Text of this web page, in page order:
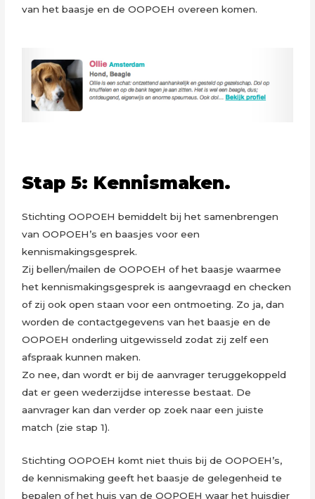
van het baasje en de OOPOEH overeen komen.
Stap 5: Kennismaken.
Stichting OOPOEH bemiddelt bij het samenbrengen
van OOPOEH’s en baasjes voor een
kennismakingsgesprek.
Zij bellen/mailen de OOPOEH of het baasje waarmee
het kennismakingsgesprek is aangevraagd en checken
of zij ook open staan voor een ontmoeting. Zo ja, dan
worden de contactgegevens van het baasje en de
OOPOEH onderling uitgewisseld zodat zij zelf een
afspraak kunnen maken.
Zo nee, dan wordt er bij de aanvrager teruggekoppeld
dat er geen wederzijdse interesse bestaat. De
aanvrager kan dan verder op zoek naar een juiste
match (zie stap 1).
Stichting OOPOEH komt niet thuis bij de OOPOEH’s,
de kennismaking geeft het baasje de gelegenheid te
bepalen of het huis van de OOPOEH waar het huisdier